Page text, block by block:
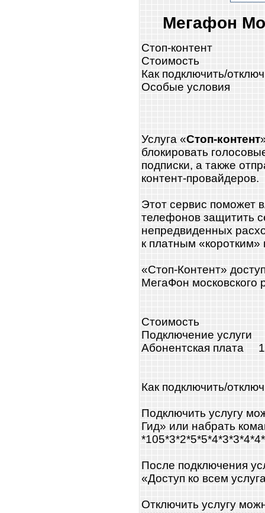
Мегафон
Стоп-контент
Стоимость
Как подключить/
Особые условия
Услуга «Стоп-контент
блокировать
подписки, а также
контент-провайдеров.
Этот сервис поможет
телефонов защитить
непредвиденных
к платным
«Стоп-Контент»
МегаФон московского
Стоимость
Подключение услуги
Абонентская плата
Как подключить/
Подключить услугу
Гид» или набрать
После подключения
«Доступ ко всем
Отключить услугу